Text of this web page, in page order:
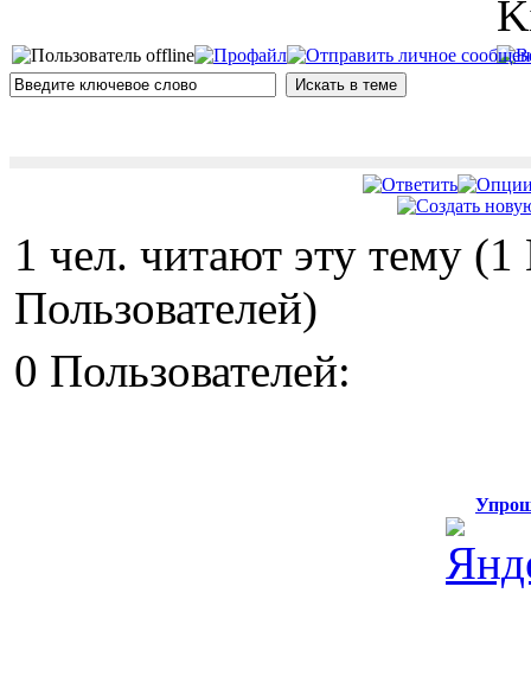
1 чел. читают эту тему
Пользователей)
0 Пользователей: